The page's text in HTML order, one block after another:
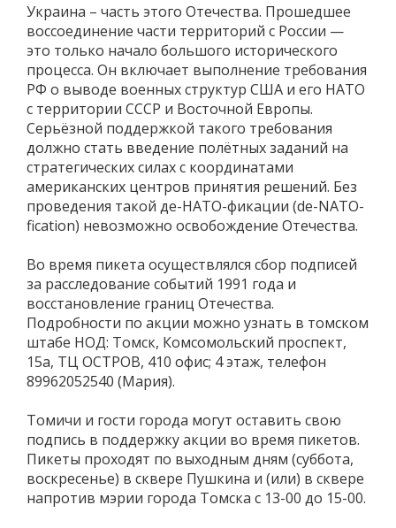
Украина – часть этого Отечества. Прошедшее
воссоединение части территорий с России —
это только начало большого исторического
процесса. Он включает выполнение требования
РФ о выводе военных структур США и его НАТО
с территории СССР и Восточной Европы.
Серьёзной поддержкой такого требования
должно стать введение полётных заданий на
стратегических силах с координатами
американских центров принятия решений. Без
проведения такой де-НАТО-фикации (de-NATO-
fication) невозможно освобождение Отечества.
Во время пикета осуществлялся сбор подписей
за расследование событий 1991 года и
восстановление границ Отечества.
Подробности по акции можно узнать в томском
штабе НОД: Томск, Комсомольский проспект,
15а, ТЦ ОСТРОВ, 410 офис; 4 этаж, телефон
89962052540 (Мария).
Томичи и гости города могут оставить свою
подпись в поддержку акции во время пикетов.
Пикеты проходят по выходным дням (суббота,
воскресенье) в сквере Пушкина и (или) в сквере
напротив мэрии города Томска с 13-00 до 15-00.